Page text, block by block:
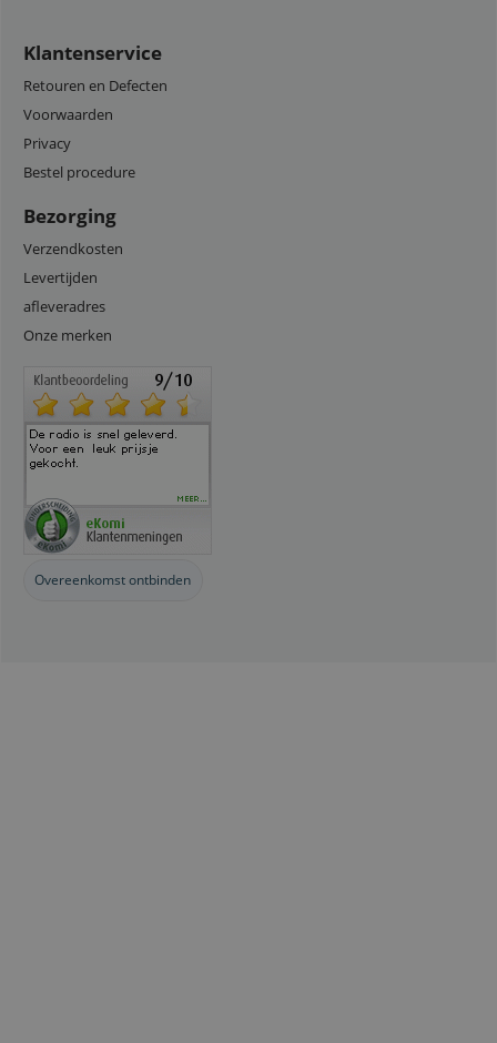
Klantenservice
Retouren en Defecten
Voorwaarden
Privacy
Bestel procedure
Bezorging
Verzendkosten
Levertijden
afleveradres
Onze merken
Overeenkomst ontbinden